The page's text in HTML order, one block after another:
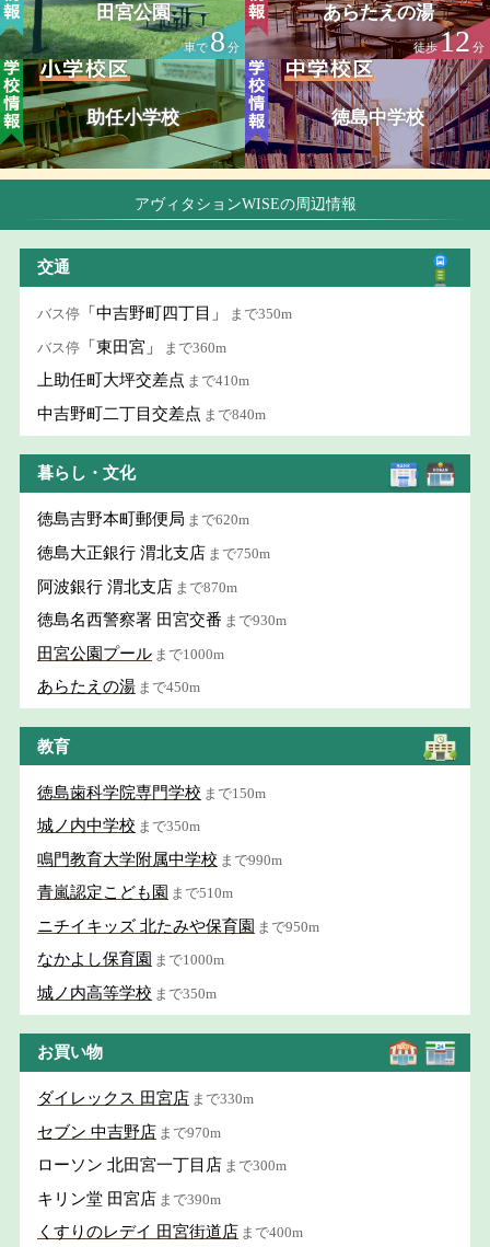
田宮公園
車で8 分
あらたえの湯
徒歩12 分
助任小学校 徳島中学校
アヴィタションWISEの周辺情報
交通
バス停 「中吉野町四丁目」 まで350m
バス停 「東田宮」 まで360m
上助任町大坪交差点 まで410m
中吉野町二丁目交差点 まで840m
暮らし・文化
徳島吉野本町郵便局 まで620m
徳島大正銀行 渭北支店 まで750m
阿波銀行 渭北支店 まで870m
徳島名西警察署 田宮交番 まで930m
田宮公園プール まで1000m
あらたえの湯 まで450m
教育
徳島歯科学院専門学校 まで150m
城ノ内中学校 まで350m
鳴門教育大学附属中学校 まで990m
青嵐認定こども園 まで510m
ニチイキッズ 北たみや保育園 まで950m
なかよし保育園 まで1000m
城ノ内高等学校 まで350m
お買い物
ダイレックス 田宮店 まで330m
セブン 中吉野店 まで970m
ローソン 北田宮一丁目店 まで300m
キリン堂 田宮店 まで390m
くすりのレデイ 田宮街道店 まで400m